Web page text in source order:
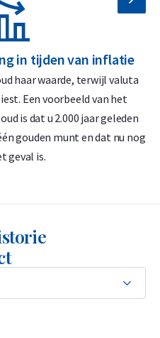
in tijden van inflatie
haar waarde, terwijl valuta
Een voorbeeld van het
is dat u 2.000 jaar geleden
gouden munt en dat nu nog
geval is.